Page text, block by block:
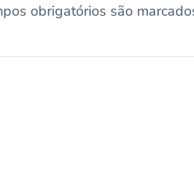
obrigatórios são